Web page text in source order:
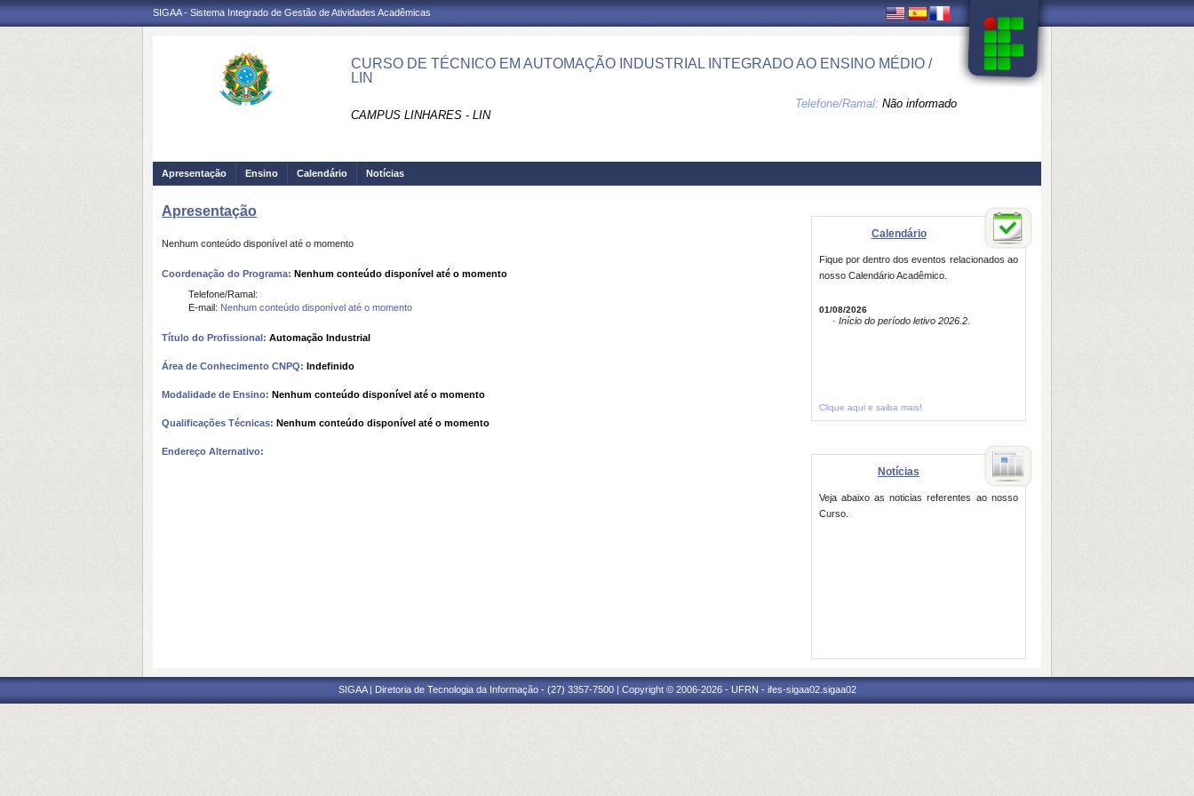
SIGAA - Sistema Integrado de Gestão de Atividades Acadêmicas
CURSO DE TÉCNICO EM AUTOMAÇÃO INDUSTRIAL INTEGRADO AO ENSINO MÉDIO /
LIN
CAMPUS LINHARES - LIN
Telefone/Ramal: Não informado
Apresentação Ensino Calendário Notícias
Apresentação
Nenhum conteúdo disponível até o momento
Coordenação do Programa: Nenhum conteúdo disponível até o momento
Telefone/Ramal:
E-mail: Nenhum conteúdo disponível até o momento
Título do Profissional: Automação Industrial
Área de Conhecimento CNPQ: Indefinido
Modalidade de Ensino: Nenhum conteúdo disponível até o momento
Qualificações Técnicas: Nenhum conteúdo disponível até o momento
Endereço Alternativo:
Calendário
Fique por dentro dos eventos relacionados ao
nosso Calendário Acadêmico.
01/08/2026
· Início do período letivo 2026.2.
Clique aqui e saiba mais!
Notícias
Veja abaixo as noticias referentes ao nosso
Curso.
SIGAA | Diretoria de Tecnologia da Informação - (27) 3357-7500 | Copyright © 2006-2026 - UFRN - ifes-sigaa02.sigaa02